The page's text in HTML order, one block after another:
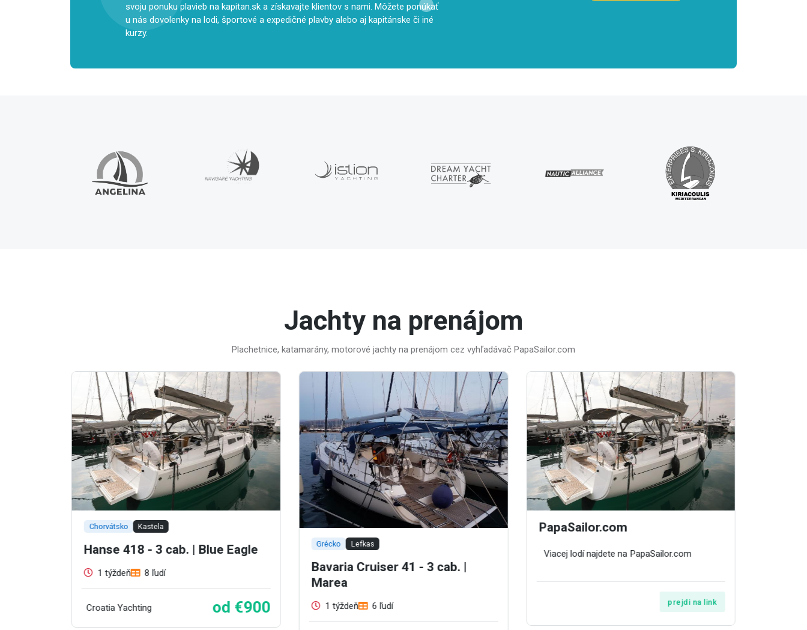
svoju ponuku plavieb na kapitan.sk a získavajte klientov s nami. Môžete ponúkať
u nás dovolenky na lodi, športové a expedičné plavby alebo aj kapitánske či iné
kurzy.
Jachty na prenájom
Plachetnice, katamarány, motorové jachty na prenájom cez vyhľadávač PapaSailor.com
Chorvátsko Kastela
Hanse 418 - 3 cab. | Blue Eagle
1 týždeň 8 ľudí
Croatia Yachting od €900
Grécko Lefkas
Bavaria Cruiser 41 - 3 cab. |
Marea
1 týždeň 6 ľudí
PapaSailor.com
Viacej lodí najdete na PapaSailor.com
prejdi na link